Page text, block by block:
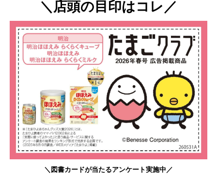
＼店頭の目印はコレ／
＼図書カードが当たるアンケート実施中／